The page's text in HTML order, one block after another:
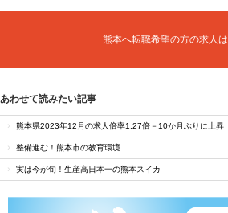
熊本へ転職希望の方の求人
あわせて読みたい記事
熊本県2023年12月の求人倍率1.27倍－10か月ぶりに上昇
整備進む！熊本市の教育環境
実は今が旬！生産高日本一の熊本スイカ